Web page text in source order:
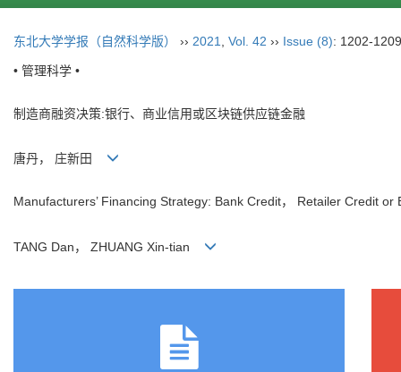
东北大学学报（自然科学版） ›› 2021 Vol. 42 ›› Issue (8): 1202-
• 管理科学 •
制造商融资决策:银行、商业信用或区块链供应链金融
唐丹， 庄新田
Manufacturers’ Financing Strategy: Bank Credit， Retailer Credit or
TANG Dan， ZHUANG Xin-tian